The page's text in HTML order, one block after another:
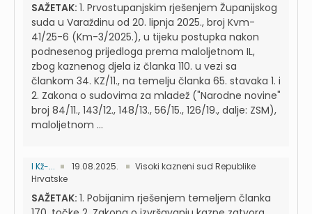
SAŽETAK: 1. Prvostupanjskim rješenjem Županijskog
suda u Varaždinu od 20. lipnja 2025., broj Kvm-
41/25-6 (Km-3/2025.), u tijeku postupka nakon
podnesenog prijedloga prema maloljetnom IL,
zbog kaznenog djela iz članka 110. u vezi sa
člankom 34. KZ/11., na temelju članka 65. stavaka 1. i
2. Zakona o sudovima za mladež ("Narodne novine"
broj 84/11., 143/12., 148/13., 56/15., 126/19., dalje: ZSM),
maloljetnom ...
I Kž-... 19.08.2025.
Visoki kazneni sud Republike
Hrvatske
SAŽETAK: 1. Pobijanim rješenjem temeljem članka